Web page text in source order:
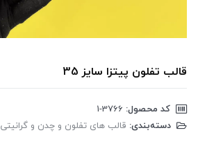
قالب تفلون پیتزا سایز 35
کد محصول:
دسته‌بندی: قالب های تفلون و چدن و گرانیتی